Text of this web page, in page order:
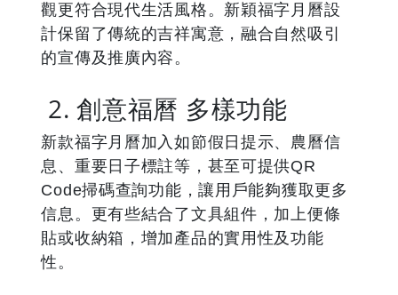
觀更符合現代生活風格。新穎福字月曆設
計保留了傳統的吉祥寓意，融合自然吸引
的宣傳及推廣內容。
2. 創意福曆 多樣功能
新款福字月曆加入如節假日提示、農曆信
息、重要日子標註等，甚至可提供QR
Code掃碼查詢功能，讓用戶能夠獲取更多
信息。更有些結合了文具組件，加上便條
貼或收納箱，增加產品的實用性及功能
性。